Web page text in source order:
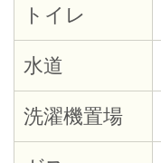
トイレ
水道
洗濯機置場